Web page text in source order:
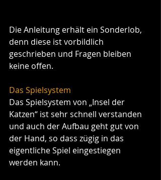
Die Anleitung erhält ein Sonderlob,
denn diese ist vorbildlich
geschrieben und Fragen bleiben
keine offen.
Das Spielsystem
Das Spielsystem von „Insel der
Katzen“ ist sehr schnell verstanden
und auch der Aufbau geht gut von
der Hand, so dass zügig in das
eigentliche Spiel eingestiegen
werden kann.